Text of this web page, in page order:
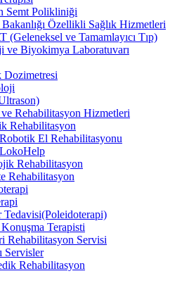
Semt Polikliniği
Bakanlığı Özellikli Sağlık Hizmetleri
(Geleneksel ve Tamamlayıcı Tıp)
Biyokimya Laboratuvarı
Dozimetresi
Rehabilitasyon Hizmetleri
Rehabilitasyon
Robotik El Rehabilitasyonu
LokoHelp
Rehabilitasyon
Rehabilitasyon
Tedavisi(Poleidoterapi)
Terapisti
Rehabilitasyon Servisi
Servisler
Rehabilitasyon